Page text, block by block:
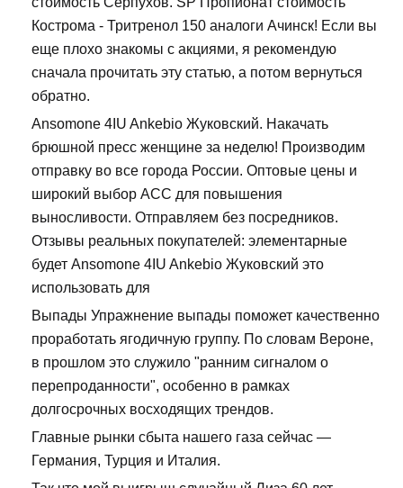
Кострома - Тритренол 150 аналоги Ачинск! Если вы
еще плохо знакомы с акциями, я рекомендую
сначала прочитать эту статью, а потом вернуться
обратно.
Ansomone 4IU Ankebio Жуковский. Накачать
брюшной пресс женщине за неделю! Производим
отправку во все города России. Оптовые цены и
широкий выбор ACC для повышения
выносливости. Отправляем без посредников.
Отзывы реальных покупателей: элементарные
будет Ansomone 4IU Ankebio Жуковский это
использовать для
Выпады Упражнение выпады поможет качественно
проработать ягодичную группу. По словам Вероне,
в прошлом это служило "ранним сигналом о
перепроданности", особенно в рамках
долгосрочных восходящих трендов.
Главные рынки сбыта нашего газа сейчас —
Германия, Турция и Италия.